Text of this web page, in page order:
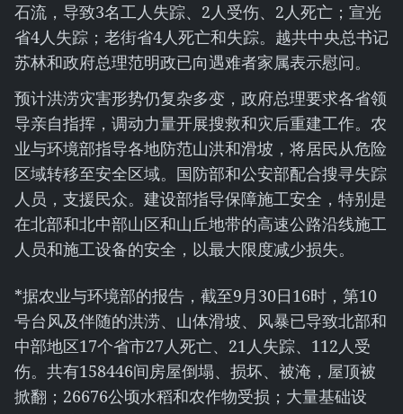
石流，导致3名工人失踪、2人受伤、2人死亡；宣光
省4人失踪；老街省4人死亡和失踪。越共中央总书记
苏林和政府总理范明政已向遇难者家属表示慰问。
预计洪涝灾害形势仍复杂多变，政府总理要求各省领
导亲自指挥，调动力量开展搜救和灾后重建工作。农
业与环境部指导各地防范山洪和滑坡，将居民从危险
区域转移至安全区域。国防部和公安部配合搜寻失踪
人员，支援民众。建设部指导保障施工安全，特别是
在北部和北中部山区和山丘地带的高速公路沿线施工
人员和施工设备的安全，以最大限度减少损失。
*据农业与环境部的报告，截至9月30日16时，第10
号台风及伴随的洪涝、山体滑坡、风暴已导致北部和
中部地区17个省市27人死亡、21人失踪、112人受
伤。共有158446间房屋倒塌、损坏、被淹，屋顶被
掀翻；26676公顷水稻和农作物受损；大量基础设